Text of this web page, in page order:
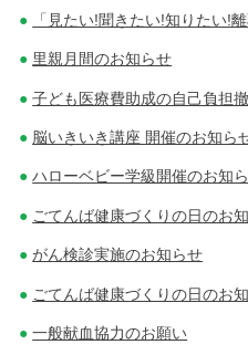
「見たい!聞きたい!知りたい!
里親月間のお知らせ
子ども医療費助成の自己負担
脳いきいき講座 開催のお知ら
ハローベビー学級開催のお知
ごてんば健康づくりの日のお
がん検診実施のお知らせ
ごてんば健康づくりの日のお
一般献血協力のお願い